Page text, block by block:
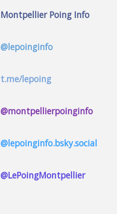
Montpellier Poing Info
@lepoinginfo
t.me/lepoing
@montpellierpoinginfo
@lepoinginfo.bsky.social
@LePoingMontpellier